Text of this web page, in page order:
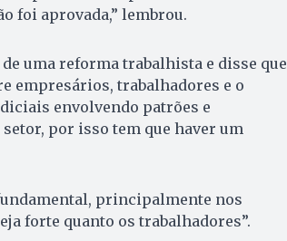
foi aprovada,” lembrou.
uma reforma trabalhista e disse que
empresários, trabalhadores e o
envolvendo patrões e
por isso tem que haver um
principalmente nos
forte quanto os trabalhadores”.